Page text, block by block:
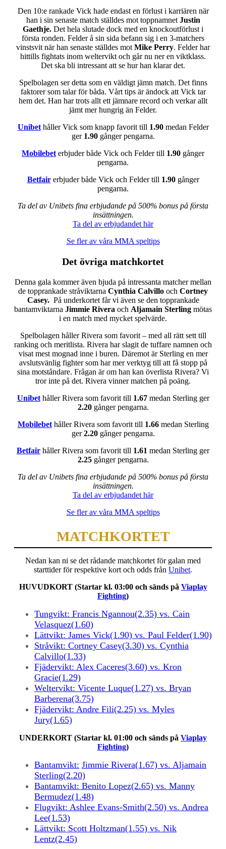
Den 10:e rankade Vick hade endast en förlust i karriären när
han i sin senaste match ställdes mot toppnamnet Justin
Gaethje. Det hela slutade dock med en knockoutförlust i
första ronden. Felder å sin sida befann sig i en 3-matchers
vinstsvit när han senaste ställdes mot Mike Perry. Felder har
hittills fightats inom weltervikt och går nu ner en viktklass.
Det ska bli intressant att se hur han klarar det.
Spelbolagen ser detta som en väldigt jämn match. Det finns
faktorer som talar för båda. Vårt tips är ändock att Vick tar
hem det. Han har trots allt ett jämnare record och verkar allt
jämt mer hungrig än Felder.
Unibethåller Vick som knapp favorit till 1.90medan Felder
ger 1.90gånger pengarna.
Mobilebet erbjuder både Vick och Felder till 1.90 gånger
pengarna.
Betfairerbjuder både Vick och Felder till 1.90gånger
pengarna.
Ta del av Unibets fina erbjudande på 500% bonus på första
insättningen.
Ta del av erbjudandet här
Se fler av våra MMA speltips
Det övriga matchkortet
Denna gala kommer även bjuda på intressanta matcher mellan
de topprankade stråviktarna Cynthia Calvillo och Cortney
Casey.På underkortet får vi även se den topprankade
bantamviktarna Jimmie Rivera och Aljamain Sterling mötas
i en match med mycket spelvärde.
Spelbolagen håller Rivera som favorit – med all rätt sett till
ranking och meritlista. Rivera har slagit de tuffare namnen och
visat mest mognad inne i buren. Däremot är Sterling en mer
avslutsvänlig fighter som har mer verktyg till att få stopp på
sina motståndare. Frågan är om han kan överlista Rivera? Vi
tror inte på det. Rivera vinner matchen på poäng.
Unibethåller Rivera som favorit till 1.67medan Sterling ger
2.20gånger pengarna.
Mobilebethåller Rivera som favorit till 1.66medan Sterling
ger2.20gånger pengarna.
Betfair håller Rivera som favorit till 1.61 medan Sterling ger
2.25gånger pengarna.
Ta del av Unibets fina erbjudande på 500% bonus på första
insättningen.
Ta del av erbjudandet här
Se fler av våra MMA speltips
MATCHKORTET
Nedan kan ni se det rådande matchkortet för galan med
starttider för respektive kort och odds från Unibet.
HUVUDKORT (Startar kl. 03:00 och sänds på Viaplay
Fighting)
Tungvikt: Francis Ngannou(2.35) vs. Cain
Velasquez(1.60)
Lättvikt: James Vick(1.90) vs. Paul Felder(1.90)
Stråvikt: Cortney Casey(3.30) vs. Cynthia
Calvillo(1.33)
Fjädervikt: Alex Caceres(3.60) vs. Kron
Gracie(1.29)
Weltervikt: Vicente Luque(1.27) vs. Bryan
Barberena(3.75)
Fjädervikt: Andre Fili(2.25) vs. Myles
Jury(1.65)
UNDERKORT (Startar kl. 01:00 och sänds på Viaplay
Fighting)
Bantamvikt: Jimmie Rivera(1.67) vs. Aljamain
Sterling(2.20)
Bantamvikt: Benito Lopez(2.65) vs. Manny
Bermudez(1.48)
Flugvikt: Ashlee Evans-Smith(2.50) vs. Andrea
Lee(1.53)
Lättvikt: Scott Holtzman(1.55) vs. Nik
Lentz(2.45)